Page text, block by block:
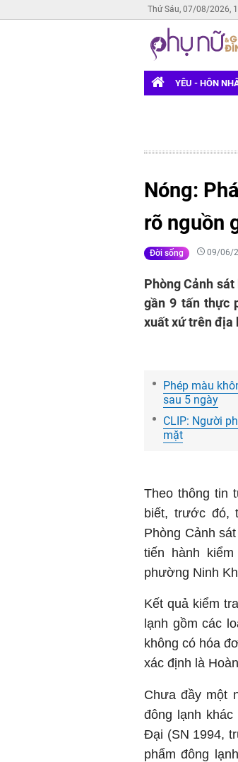
Thứ Sáu, 07/08/2026,
YÊU - HÔN
Nóng:
rõ nguồn
Đời sống 09/06/
Phòng Cảnh
gần 9 tấn thực
xuất xứ trên địa
Phép màu
sau 5 ngày
CLIP: Người
mặt
Theo thông tin
biết, trước đó,
Phòng Cảnh
tiến hành
phường Ninh
Kết quả kiểm
lạnh gồm các
không có hóa
xác định là
Chưa đầy một
đông lạnh
Đại (SN 1994,
phẩm đông